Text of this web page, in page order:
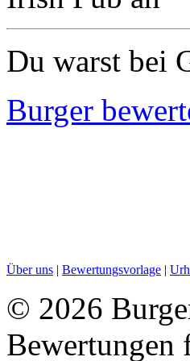
Du warst bei
Burger
Über uns | Bewertungsvorlage |
© 2026